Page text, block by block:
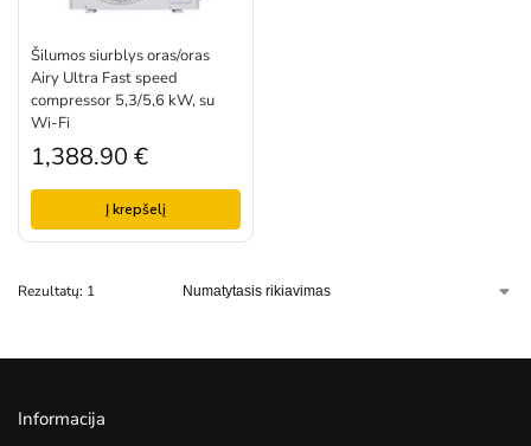
Šilumos siurblys oras/oras
Airy Ultra Fast speed
compressor 5,3/5,6 kW, su
Wi-Fi
1,388.90 €
Į krepšelį
Rezultatų: 1
Informacija